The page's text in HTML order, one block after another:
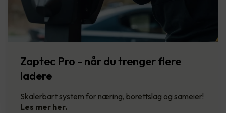
Zaptec Pro - når du trenger flere
ladere
Skalerbart system for næring, borettslag og sameier!
Les mer her.